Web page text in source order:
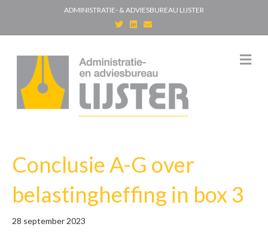
ADMINISTRATIE- & ADVIESBUREAU LIJSTER
T
w
i
e
r
n
d
i
n
E
m
a
M
e
Conclusie A-G over
belastingheffing in box 3
28 september 2023